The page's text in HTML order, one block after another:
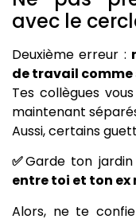
avec le
Deuxième erreur :
de travail comme
Tes collègues
maintenant
Aussi, certains
✅Garde ton
entre toi et ton ex
Alors, ne te